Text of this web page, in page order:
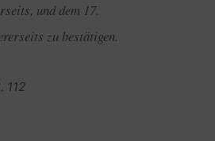
und dem 17.
zu bestätigen.
112